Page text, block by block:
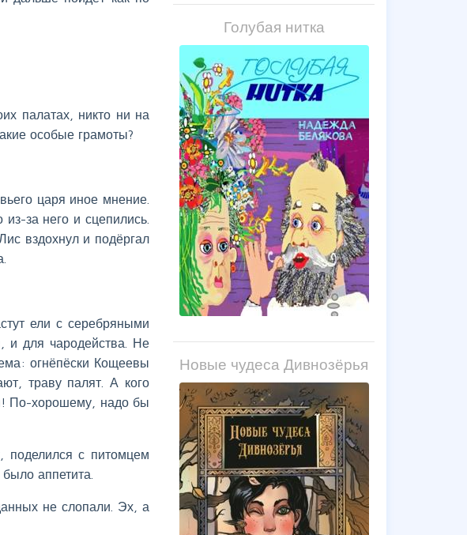
палатах, никто ни на
особые грамоты?
царя иное мнение.
за него и сцепились.
вздохнул и подёргал
ели с серебряными
и для чародейства. Не
огнёпёски Кощеевы
траву палят. А кого
По-хорошему, надо бы
с питомцем
аппетита.
не слопали. Эх, а
Голубая нитка
Новые чудеса Дивнозёрья